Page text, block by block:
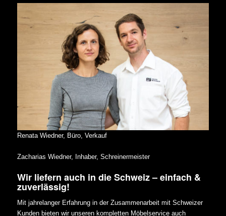
Renata Wiedner, Büro, Verkauf
Zacharias Wiedner, Inhaber, Schreinermeister
Wir liefern auch in die Schweiz – einfach &
zuverlässig!
Mit jahrelanger Erfahrung in der Zusammenarbeit mit Schweizer
Kunden bieten wir unseren kompletten Möbelservice auch